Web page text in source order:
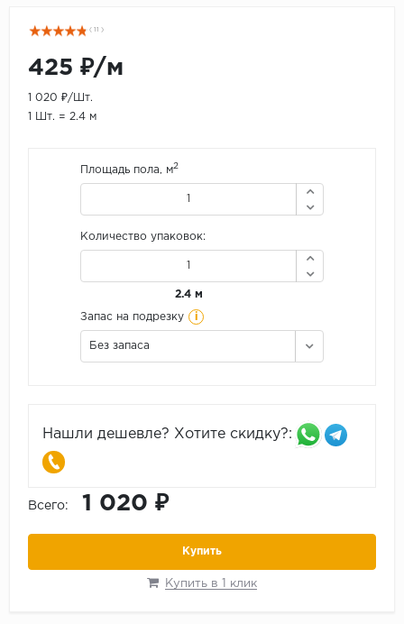
( 11 )
425 ₽/м
1 020 ₽/Шт.
1 Шт. = 2.4 м
Площадь пола, м2
Количество упаковок:
2.4 м
Запас на подрезку i
Без запаса
Нашли дешевле? Хотите скидку?:
Всего: 1 020 ₽
Купить
Купить в 1 клик